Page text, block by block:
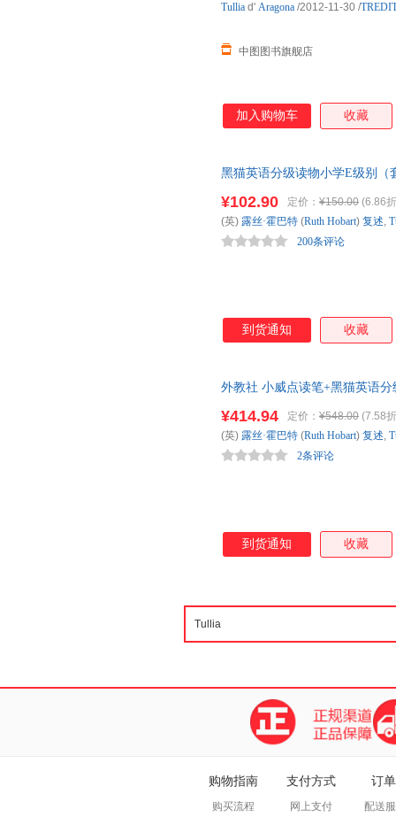
中图图书旗舰店
Tullia d' Aragona /2012-11-30 /
加入购物车 收藏
黑猫英语分级读物小学E级别（
¥102.90 定价： ¥150.00 (6.86
200条评论
(英) 露丝·霍巴特 (Ruth Hobart) 复述,
到货通知 收藏
外教社 小威点读笔+黑猫英语
¥414.94 定价： ¥548.00 (7.58
2条评论
(英) 露丝·霍巴特 (Ruth Hobart) 复述,
到货通知 收藏
购物指南
购买流程
支付方式
网上支付
订
配送